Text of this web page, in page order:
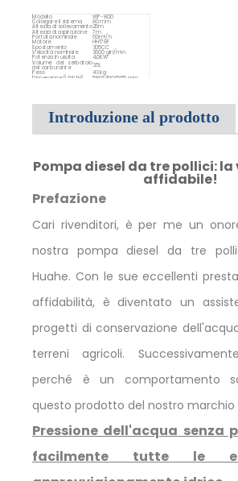
Modello WP-80D
Collegare il sistema 80 mm
Altezza di sollevamento25m
Altezza di aspirazione 7m
Portata nominale 60m³/h
Motore HH178F
Spostamento 305CC
Velocità nominale 3600 giri/min
Potenza in uscita 4,0KW
Volume del serbatoio
del carburante
3.5L
Peso
43 kg
Dimensione (L*W*H) 580*460*565 mm
Introduzione al prodotto
Pompa diesel da tre pollici:
affidabile!
Prefazione
Cari rivenditori, è per me un
nostra pompa diesel da tre
Huahe. Con le sue eccellenti
affidabilità, è diventato un
progetti di conservazione
terreni agricoli.
perché è un comportamento
questo prodotto del nostro marchio
Pressione dell'acqua senza
facilmente tutte le